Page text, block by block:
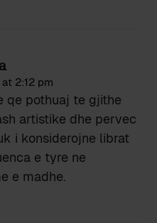
2:12 pm
qe pothuaj te gjithe
artistike dhe pervec
i konsiderojne librat
e tyre ne
e madhe.